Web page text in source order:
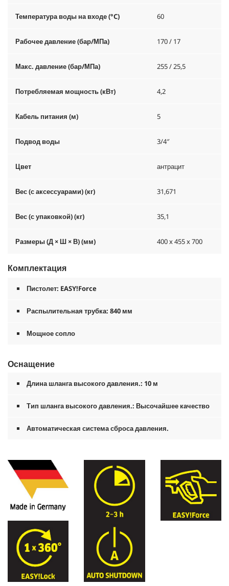
Температура воды на входе (°C) 60
Рабочее давление (бар/МПа) 170 / 17
Макс. давление (бар/МПа) 255 / 25,5
Потребляемая мощность (кВт) 4,2
Кабель питания (м) 5
Подвод воды 3/4″
Цвет антрацит
Вес (с аксессуарами) (кг) 31,671
Вес (с упаковкой) (кг) 35,1
Размеры (Д × Ш × В) (мм) 400 x 455 x 700
Комплектация
Пистолет: EASY!Force
Распылительная трубка: 840 мм
Мощное сопло
Оснащение
Длина шланга высокого давления.: 10 м
Тип шланга высокого давления.: Высочайшее качество
Автоматическая система сброса давления.